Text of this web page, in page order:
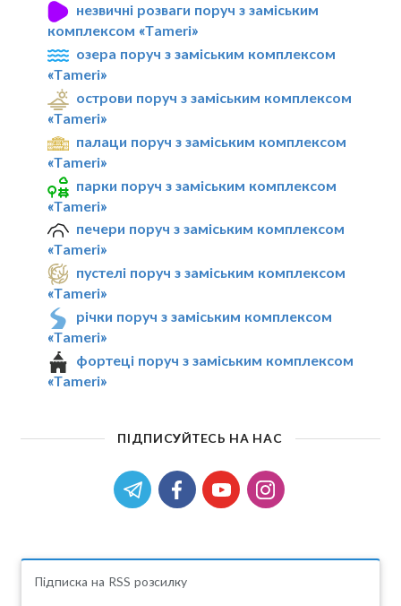
незвичні розваги поруч з заміським
комплексом «Tameri»
озера поруч з заміським комплексом
«Tameri»
острови поруч з заміським комплексом
«Tameri»
палаци поруч з заміським комплексом
«Tameri»
парки поруч з заміським комплексом
«Tameri»
печери поруч з заміським комплексом
«Tameri»
пустелі поруч з заміським комплексом
«Tameri»
річки поруч з заміським комплексом
«Tameri»
фортеці поруч з заміським комплексом
«Tameri»
ПІДПИСУЙТЕСЬ НА НАС
Підписка на RSS розсилку